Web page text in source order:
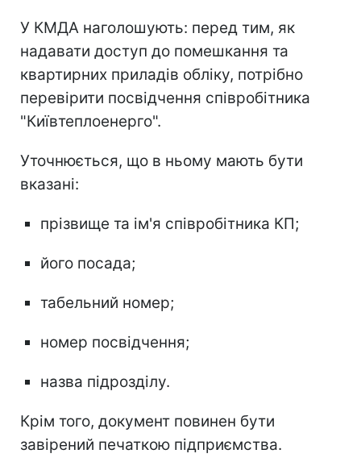
У КМДА наголошують: перед тим, як
надавати доступ до помешкання та
квартирних приладів обліку, потрібно
перевірити посвідчення співробітника
"Київтеплоенерго".
Уточнюється, що в ньому мають бути
вказані:
прізвище та ім'я співробітника КП;
його посада;
табельний номер;
номер посвідчення;
назва підрозділу.
Крім того, документ повинен бути
завірений печаткою підприємства.